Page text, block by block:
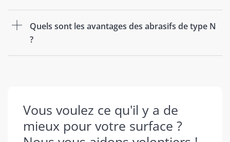
Quels sont les avantages des abrasifs de type N
?
Vous voulez ce qu'il y a de
mieux pour votre surface ?